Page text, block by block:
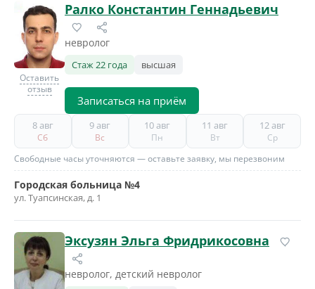
Оставить
отзыв
Ралко Константин Геннадьевич
невролог
Стаж 22 года высшая
Записаться на приём
8 авг
Сб
9 авг
Вс
10 авг
Пн
11 авг
Вт
12 авг
Ср
Свободные часы уточняются — оставьте заявку, мы перезвоним
Городская больница №4
ул. Туапсинская, д. 1
Эксузян Эльга Фридрикосовна
невролог, детский невролог